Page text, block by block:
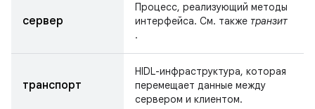
сервер
Процесс, реализующий методы
интерфейса. См. также транзит
.
транспорт
HIDL-инфраструктура, которая
перемещает данные между
сервером и клиентом.